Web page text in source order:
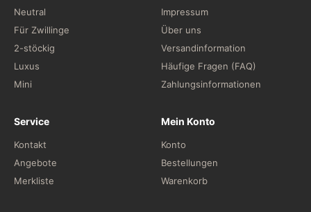
Neutral
Für Zwillinge
2-stöckig
Luxus
Mini
Impressum
Über uns
Versandinformation
Häufige Fragen (FAQ)
Zahlungsinformationen
Service
Kontakt
Angebote
Merkliste
Mein Konto
Konto
Bestellungen
Warenkorb